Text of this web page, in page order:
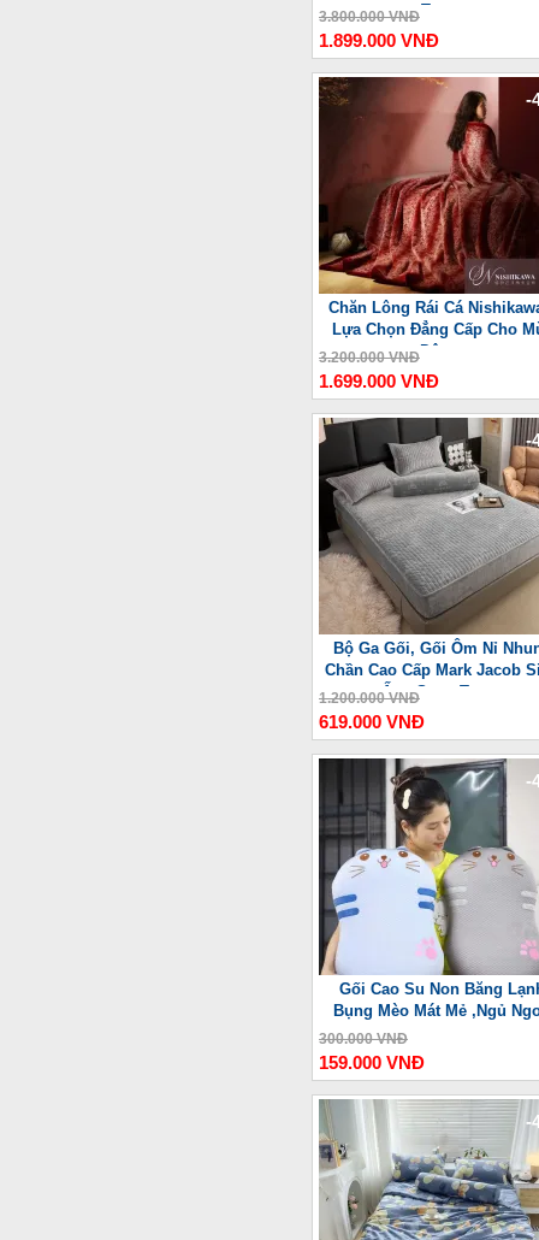
Trọng
3.800.000 VNĐ
1.899.000 VNĐ
-
Chăn Lông Rái Cá
Lựa Chọn Đẳng Cấp Cho
Đông
3.200.000 VNĐ
1.699.000 VNĐ
-
Bộ Ga Gối, Gối Ôm Nỉ
Chần Cao Cấp Mark Jacob
Ấm, Sang Trọng
1.200.000 VNĐ
619.000 VNĐ
-
Gối Cao Su Non Băng
Bụng Mèo Mát Mẻ ,Ngủ
300.000 VNĐ
159.000 VNĐ
-